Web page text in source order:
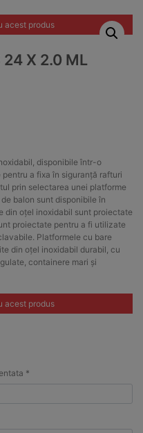
acest produs
24 X 2.0 ML
disponibile într-o
a fixa în siguranță rafturi
prin selectarea unei platforme
balon sunt disponibile în
din oțel inoxidabil sunt proiectate
proiectate pentru a fi utilizate
Platformele cu bare
din oțel inoxidabil durabil, cu
containere mari și
acest produs
*